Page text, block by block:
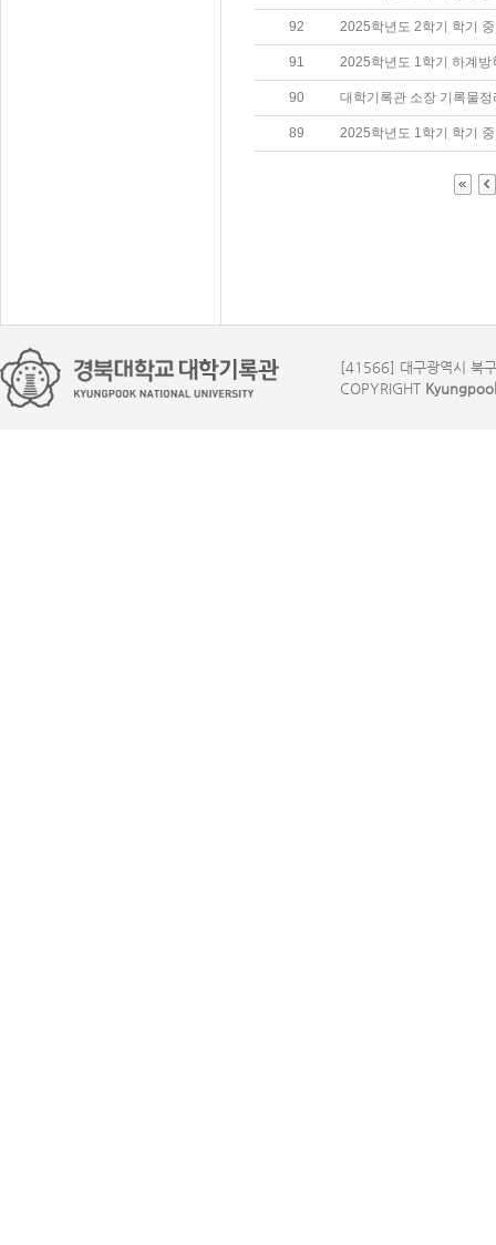
92 2025학년도 2학기 학기
91 2025학년도 1학기 하계
90 대학기록관 소장 기록물
89 2025학년도 1학기 학기
[41566] 대구광역시 북
COPYRIGHT